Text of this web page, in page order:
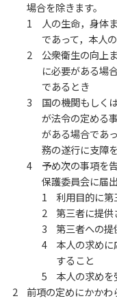
場合を除きます。
人の生命，身体
であって，本人
公衆衛生の向上
に必要がある場
であるとき
国の機関もしく
が法令の定める
がある場合であ
務の遂行に支障
予め次の事項を
保護委員会に届
利用目的に第
第三者に提
第三者への
本人の求め
すること
本人の求め
前項の定めにかか